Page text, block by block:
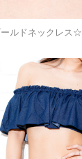
ルドネックレス☆